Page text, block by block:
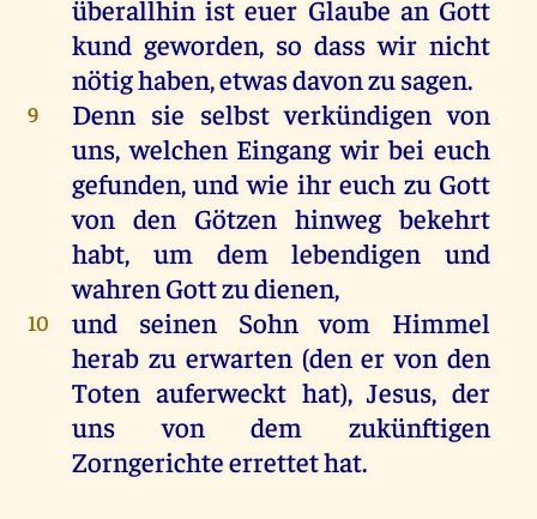
überallhin ist euer Glaube an Gott
kund geworden, so dass wir nicht
nötig haben, etwas davon zu sagen.
9
Denn sie selbst verkündigen von
uns, welchen Eingang wir bei euch
gefunden, und wie ihr euch zu Gott
von den Götzen hinweg bekehrt
habt, um dem lebendigen und
wahren Gott zu dienen,
10
und seinen Sohn vom Himmel
herab zu erwarten (den er von den
Toten auferweckt hat), Jesus, der
uns von dem zukünftigen
Zorngerichte errettet hat.